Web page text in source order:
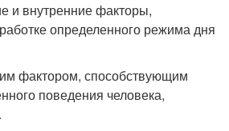
и внутренние факторы,
определенного режима дня
фактором, способствующим
поведения человека,